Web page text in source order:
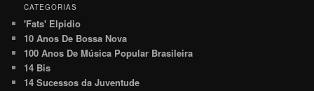
CATEGORIAS
'Fats' Elpidio
10 Anos De Bossa Nova
100 Anos De Música Popular Brasileira
14 Bis
14 Sucessos da Juventude